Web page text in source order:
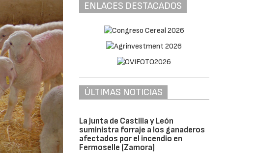
ENLACES DESTACADOS
ÚLTIMAS NOTICIAS
La Junta de Castilla y León
suministra forraje a los ganaderos
afectados por el incendio en
Fermoselle (Zamora)